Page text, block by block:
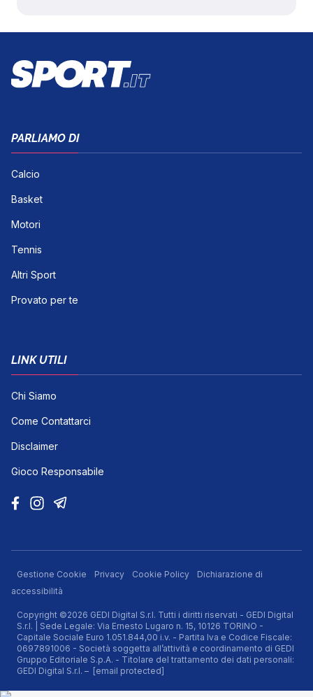
PARLIAMO DI
Calcio
Basket
Motori
Tennis
Altri Sport
Provato per te
LINK UTILI
Chi Siamo
Come Contattarci
Disclaimer
Gioco Responsabile
Gestione Cookie Privacy Cookie Policy
Dichiarazione di
accessibilità
Copyright ©2026 GEDI Digital S.r.l. Tutti i diritti riservati - GEDI Digital
S.r.l. | Sede Legale: Via Ernesto Lugaro n. 15, 10126 TORINO -
Capitale Sociale Euro 1.051.844,00 i.v. - Partita Iva e Codice Fiscale:
0697891006 - Società soggetta all’attività e coordinamento di GEDI
Gruppo Editoriale S.p.A. - Titolare del trattamento dei dati personali:
GEDI Digital S.r.l. – [email protected]